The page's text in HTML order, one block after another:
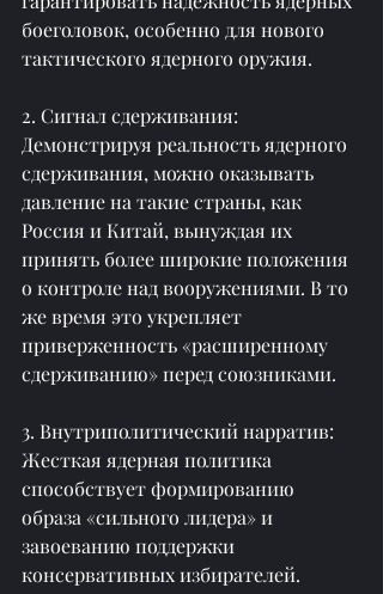
боеголовок, особенно для нового
тактического ядерного оружия.
2. Сигнал сдерживания:
Демонстрируя реальность ядерного
сдерживания, можно оказывать
давление на такие страны, как
Россия и Китай, вынуждая их
принять более широкие положения
о контроле над вооружениями. В то
же время это укрепляет
приверженность «расширенному
сдерживанию» перед союзниками.
3. Внутриполитический нарратив:
Жесткая ядерная политика
способствует формированию
образа «сильного лидера» и
завоеванию поддержки
консервативных избирателей.